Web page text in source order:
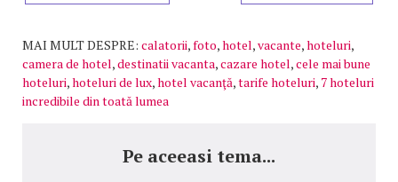
MAI MULT DESPRE: calatorii,foto,hotel,vacante,hoteluri,
camera de hotel,destinatii vacanta,cazare hotel,cele mai bune
hoteluri,hoteluri de lux,hotel vacanţă,tarife hoteluri, 7 hoteluri
incredibile din toată lumea
Pe aceeasi tema...